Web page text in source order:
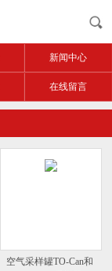
新闻中心
在线留言
空气采样罐TO-Can和